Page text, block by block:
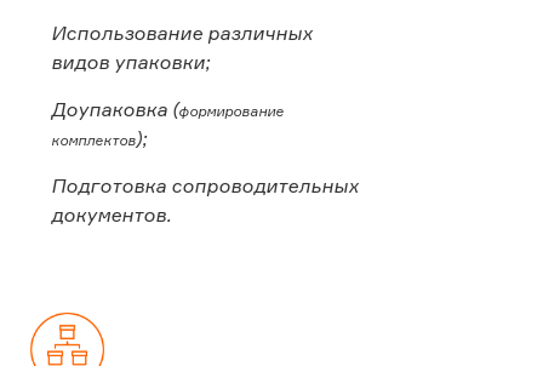
Использование различных
видов упаковки;
Доупаковка (формирование
комплектов);
Подготовка сопроводительных
документов.